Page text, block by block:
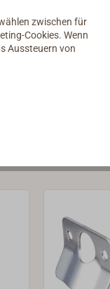
zwischen für
Cookies. Wenn
Aussteuern von